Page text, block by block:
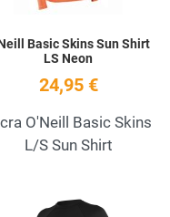
Basic Skins Sun Shirt
LS Neon
24,95 €
O'Neill Basic Skins
L/S Sun Shirt
a la lista de deseos